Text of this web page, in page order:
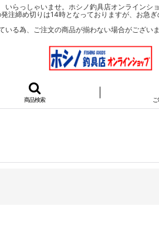
いらっしゃいませ。ホシノ釣具店オンラインショ
締め切りは14時となっておりますが、お急
る為、ご注文の商品が揃わない場合がござ
商品検索